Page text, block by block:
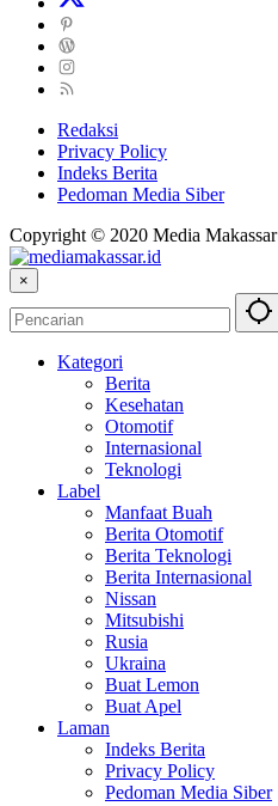
Redaksi
Privacy Policy
Indeks Berita
Pedoman Media Siber
Copyright © 2020 Media Makassar
×
Kategori
Berita
Kesehatan
Otomotif
Internasional
Teknologi
Label
Manfaat Buah
Berita Otomotif
Berita Teknologi
Berita Internasional
Nissan
Mitsubishi
Rusia
Ukraina
Buat Lemon
Buat Apel
Laman
Indeks Berita
Privacy Policy
Pedoman Media Siber